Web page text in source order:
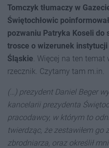
Tomczyk tłumaczy w
Świętochłowic
pozwaniu Patryka Koseli do
trosce o wizerunek
Śląskie . Więcej na ten
rzecznik. Czytamy tam m.in.
(…) prezydent Daniel Beger
kancelarii prezydenta
pracodawcy, w którym to
twierdząc, że zestawiłem
zbrodniarza, oraz określił